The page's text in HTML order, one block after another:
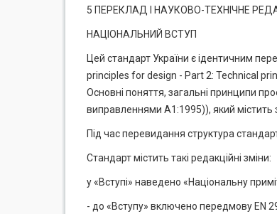
5 ПЕРЕКЛАД І НАУКОВО-ТЕХНІЧНЕ
НАЦІОНАЛЬНИЙ ВСТУП
Цей стандарт України є ідентичним
principles for design - Part 2: Technical
Основні поняття, загальні принципи
виправленнями А1:1995)), який містить
Під час перевидання структура
Стандарт містить такі редакційні зміни:
у «Вступі» наведено «Національну
- до «Вступу» включено передмову EN